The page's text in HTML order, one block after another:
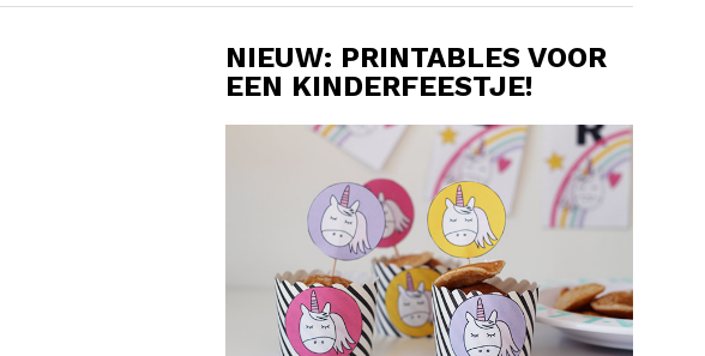
NIEUW: PRINTABLES VOOR
EEN KINDERFEESTJE!